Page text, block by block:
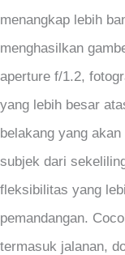
menangkap lebih
menghasilkan
aperture f/1.2,
yang lebih besar
belakang yang
subjek dari
fleksibilitas yang
pemandangan.
termasuk jalanan,